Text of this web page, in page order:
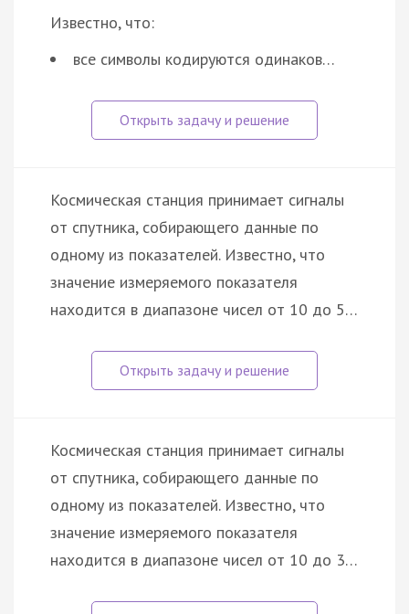
Известно, что:
все символы кодируются одинаков…
Космическая станция принимает сигналы
от спутника, собирающего данные по
одному из показателей. Известно, что
значение измеряемого показателя
находится в диапазоне чисел от 10 до 5…
Космическая станция принимает сигналы
от спутника, собирающего данные по
одному из показателей. Известно, что
значение измеряемого показателя
находится в диапазоне чисел от 10 до 3…